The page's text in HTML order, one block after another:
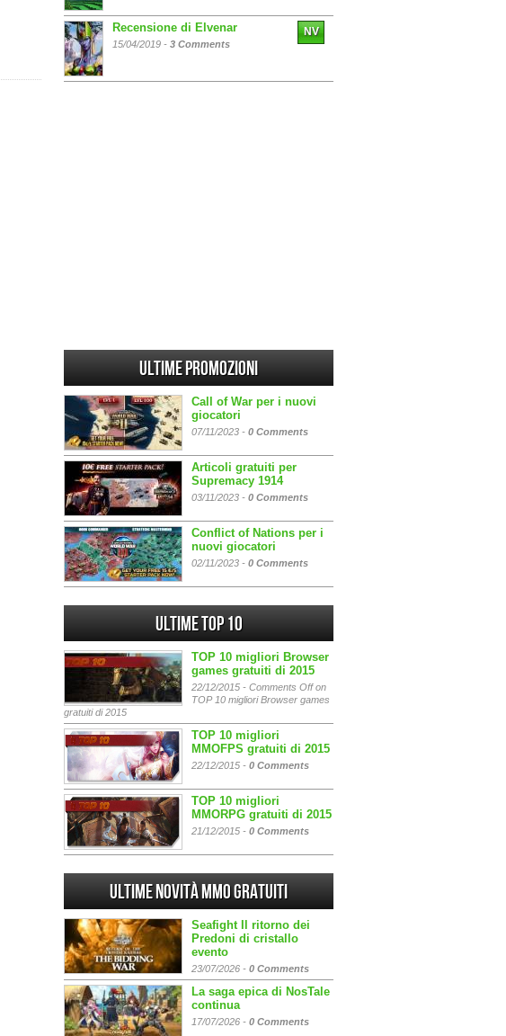
Recensione di Elvenar
15/04/2019 - 3 Comments
NV
Ultime promozioni
Call of War per i nuovi
giocatori
07/11/2023 - 0 Comments
Articoli gratuiti per
Supremacy 1914
03/11/2023 - 0 Comments
Conflict of Nations per i
nuovi giocatori
02/11/2023 - 0 Comments
Ultime Top 10
TOP 10 migliori Browser
games gratuiti di 2015
22/12/2015 - Comments Offon
TOP 10 migliori Browser games
gratuiti di 2015
TOP 10 migliori
MMOFPS gratuiti di 2015
22/12/2015 - 0 Comments
TOP 10 migliori
MMORPG gratuiti di 2015
21/12/2015 - 0 Comments
Ultime Novità MMO gratuiti
Seafight Il ritorno dei
Predoni di cristallo
evento
23/07/2026 - 0 Comments
La saga epica di NosTale
continua
17/07/2026 - 0 Comments